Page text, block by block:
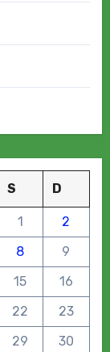
S D
1
2
8
9
15
16
22
23
29
30